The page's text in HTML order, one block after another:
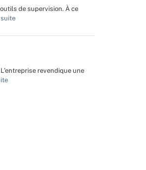
de supervision. À ce
revendique une